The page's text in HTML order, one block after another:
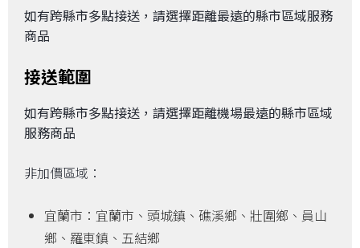
如有跨縣市多點接送，請選擇距離最遠的縣市區域服務
商品
接送範圍
如有跨縣市多點接送，請選擇距離機場最遠的縣市區域
服務商品
非加價區域：
宜蘭市：宜蘭市、頭城鎮、礁溪鄉、壯圍鄉、員山
鄉、羅東鎮、五結鄉